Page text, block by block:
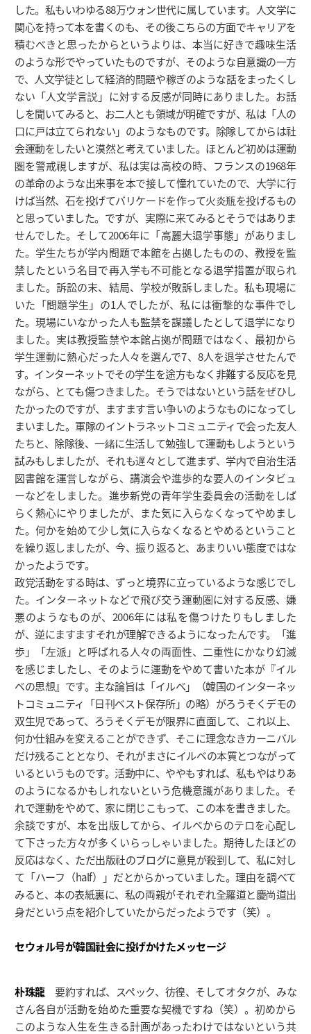
した。私もいわゆる88万ウォン世代に属しています。人文学に
関心を持って本を書くのも、その後こちらの方面でキャリアを
積むべきと思ったからというよりは、本当に好きで趣味生活
のような形でやっていたものですが、そのような自意識の一方
で、人文学徒として経済的問題や稼ぎのような話をまったくし
ない「人文学言説」に対する反感が同時にありました。お話
しを聞いてみると、お二人とも領域が明確ですが、私は「人の
口に戸は立てられない」のようなものです。除隊してからは社
会運動をしたいと漠然と考えていました。ほとんど初めは運動
圏を警戒視しますが、私は実は高校の時、フランスの1968年
の革命のような出来事を本で接して憧れていたので、大学に行
けば当然、石を投げてバリケードを作って火炎瓶を投げるもの
と思っていました。ですが、実際に来てみるとそうではありま
せんでした。そして2006年に「高麗大退学事態」がありまし
た。学生たちが学内問題で本館を占拠したものの、教授を監
禁したという名目で再入学も不可能となる退学措置が取られ
ました。訴訟の末、結局、学校が敗訴しました。私も現場に
いた「問題学生」の1人でしたが、私には衝撃的な事件でし
た。現場にいなかった人も監禁を謀議したとして退学になり
ました。実は教授監禁や本館占拠が問題ではなく、最初から
学生運動に熱心だった人々を選んで7、8人を退学させたんで
す。インターネットでその学生を途方もなく非難する反応を見
ながら、とても傷つきました。そうではないという話をぜひし
たかったのですが、ますます言い争いのようなものになってし
まいました。軍隊のイントラネットコミュニティで会った友人
たちと、除隊後、一緒に生活して勉強して運動もしようという
試みもしましたが、それも遅々として進まず、学内で自治生活
図書館を運営しながら、講演会や進歩的な要人のインタビュ
ーなどをしました。進歩新党の青年学生委員会の活動をしば
らく熱心にやりましたが、また気に入らなくなってやめまし
た。何かを始めて少し気に入らなくなるとやめるということ
を繰り返しましたが、今、振り返ると、あまりいい態度ではな
かったようです。
政党活動をする時は、ずっと境界に立っているような感じでし
た。インターネットなどで飛び交う運動圏に対する反感、嫌
悪のようなものが、2006年には私を傷つけたりもしました
が、逆にますますそれが理解できるようになったんです。「進
歩」「左派」と呼ばれる人々の両面性、二重性にかなり幻滅
を感じましたし、そのように運動をやめて書いた本が『イル
ベの思想』です。主な論旨は「イルベ」（韓国のインターネッ
トコミュニティ「日刊ベスト保存所」の略）がろうそくデモの
双生児であって、ろうそくデモが限界に直面して、これ以上、
何か仕組みを変えることができず、そこに理念なきカーニバル
だけ残ることとなり、それがまさにイルベの本質とつながって
いるというものです。活動中に、ややもすれば、私もやはりあ
のようになるかもしれないという危機意識がありました。そ
れで運動をやめて、家に閉じこもって、この本を書きました。
余談ですが、本を出版してから、イルベからのテロを心配し
て下さった方々が多くいらっしゃいました。期待したほどの
反応はなく、ただ出版社のブログに意見が殺到して、私に対し
て「ハーフ（half）」だとからかっていました。理由を調べて
みると、本の表紙裏に、私の両親がそれぞれ全羅道と慶尚道出
身だという点を紹介していたからだったようです（笑）。
セウォル号が韓国社会に投げかけたメッセージ
朴珠龍要約すれば、スペック、彷徨、そしてオタクが、みな
さん各自が活動を始めた重要な契機ですね（笑）。初めから
このような人生を生きる計画があったわけではないという共